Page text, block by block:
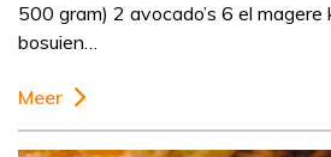
500 gram) 2 avocado’s 6 el
bosuien…
Meer